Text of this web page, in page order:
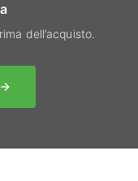
dell’acquisto.